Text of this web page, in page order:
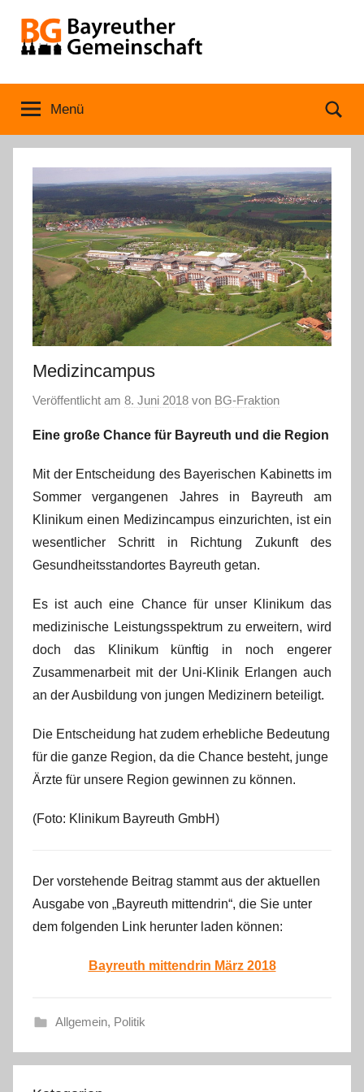
Inhalt
springen
Bayreuther
Gemeinschaft
Menü
Medizincampus
Veröffentlicht am 8. Juni 2018 von BG-Fraktion
Eine große Chance für Bayreuth und die Region
Mit der Entscheidung des Bayerischen Kabinetts im
Sommer vergangenen Jahres in Bayreuth am
Klinikum einen Medizincampus einzurichten, ist ein
wesentlicher Schritt in Richtung Zukunft des
Gesundheitsstandortes Bayreuth getan.
Es ist auch eine Chance für unser Klinikum das
medizinische Leistungsspektrum zu erweitern, wird
doch das Klinikum künftig in noch engerer
Zusammenarbeit mit der Uni-Klinik Erlangen auch
an der Ausbildung von jungen Medizinern beteiligt.
Die Entscheidung hat zudem erhebliche Bedeutung
für die ganze Region, da die Chance besteht, junge
Ärzte für unsere Region gewinnen zu können.
(Foto: Klinikum Bayreuth GmbH)
Der vorstehende Beitrag stammt aus der aktuellen
Ausgabe von „Bayreuth mittendrin“, die Sie unter
dem folgenden Link herunter laden können:
Bayreuth mittendrin März 2018
Allgemein, Politik